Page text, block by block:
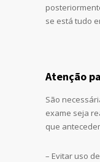
se está tudo
Atenção
São
exame seja
que
– Evitar uso